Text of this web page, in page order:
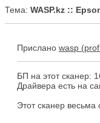
Тема: WASP.kz ::
Прислано wasp
БП на этот сканер:
Драйвера есть на
Этот сканер